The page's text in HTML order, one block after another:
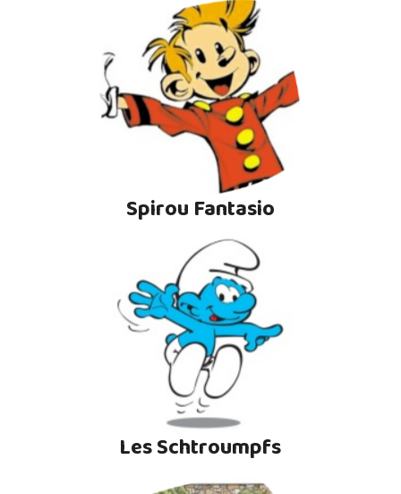
Spirou Fantasio
Les Schtroumpfs